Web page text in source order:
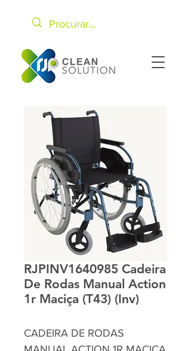
RJPINV1640985 Cadeira
De Rodas Manual Action
1r Maciça (T43) (Inv)
CADEIRA DE RODAS